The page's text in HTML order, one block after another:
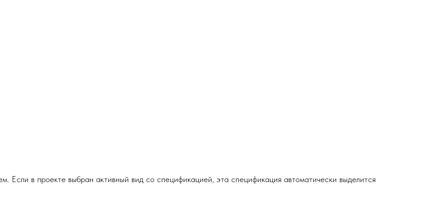
в проекте выбран активный вид со спецификацией, эта спецификация автоматически выделится